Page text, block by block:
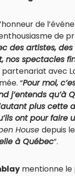
de
de
des artistes,
nos spectacles
partenariat avec
“Pour moi,
j’entends qu’à
plus cette
ont pour faire
House depuis
à Québec”.
mentionne le